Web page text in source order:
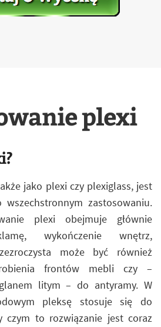
plexi
jako plexi czy plexiglass, jest
zastosowaniu.
plexi obejmuje głównie
wykończenie wnętrz,
może być również
frontów mebli czy –
litym – do antyramy. W
pleksę stosuje się do
czym to rozwiązanie jest coraz